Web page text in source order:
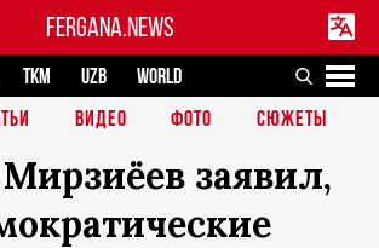
FERGANA.NEWS
TKM UZB
WORLD
ВИДЕО ФОТО СЮЖЕТЫ
заявил,